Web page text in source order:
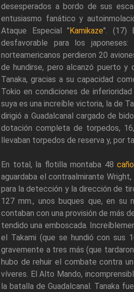
desesperados a bordo de sus
entusiasmo fanático y
Ataque Especial "Kamikaze". (17)
desfavorable para los
norteamericanos perdieron 20
de hundirse, pero alcanzó puerto y
Tanaka, gracias a su capacidad
Tokio en condiciones de
suya es una increíble victoria, la de
dirigió a Guadalcanal cargado de
dotación completa de torpedos,
llevaban torpedos de reserva y, por
En total, la flotilla montaba 48
aguardaba el contraalmirante
para la detección y la dirección de
127 mm., unos buques que, en su
contaban con una provisión de más
tendido una emboscada.
el Takami (que se hundió con sus
gravemente a tres más (que
hubo de rehuir el combate contra
víveres. El Alto Mando,
la batalla de Guadalcanal. Tanaka